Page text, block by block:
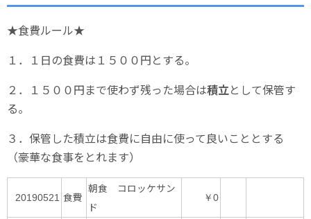
★食費ルール★
１．１日の食費は１５００円とする。
２．１５００円まで使わず残った場合は積立として保管す
る。
３．保管した積立は食費に自由に使って良いこととする
（豪華な食事をとれます）
20190521 食費
朝食 コロッケサン
ド
￥0